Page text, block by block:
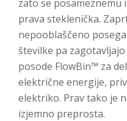
zato se
prava steklenička.
nepooblaščeno
številke pa
posode FlowBin™ za
električne energije,
elektriko. Prav tako je
izjemno preprosta.